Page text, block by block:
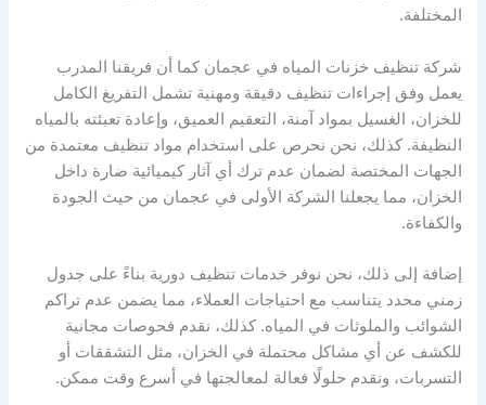
المختلفة.
شركة تنظيف خزنات المياه في عجمان كما أن فريقنا المدرب
يعمل وفق إجراءات تنظيف دقيقة ومهنية تشمل التفريغ الكامل
للخزان، الغسيل بمواد آمنة، التعقيم العميق، وإعادة تعبئته بالمياه
النظيفة. كذلك، نحن نحرص على استخدام مواد تنظيف معتمدة من
الجهات المختصة لضمان عدم ترك أي آثار كيميائية ضارة داخل
الخزان، مما يجعلنا الشركة الأولى في عجمان من حيث الجودة
والكفاءة.
إضافة إلى ذلك، نحن نوفر خدمات تنظيف دورية بناءً على جدول
زمني محدد يتناسب مع احتياجات العملاء، مما يضمن عدم تراكم
الشوائب والملوثات في المياه. كذلك، نقدم فحوصات مجانية
للكشف عن أي مشاكل محتملة في الخزان، مثل التشققات أو
التسربات، ونقدم حلولًا فعالة لمعالجتها في أسرع وقت ممكن.